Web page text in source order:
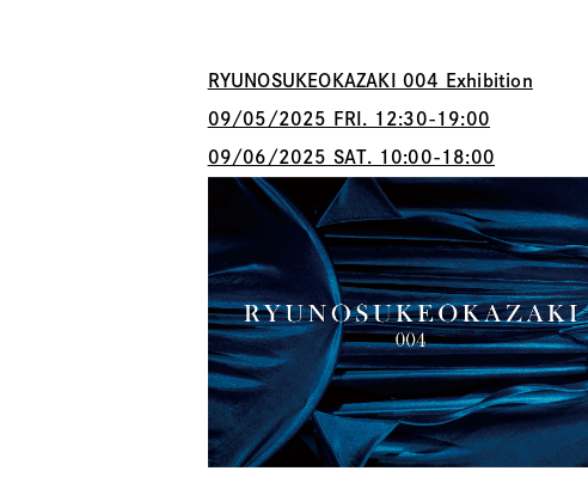
RYUNOSUKEOKAZAKI 004 Exhibition
09/05/2025 FRI. 12:30-19:00
09/06/2025 SAT. 10:00-18:00